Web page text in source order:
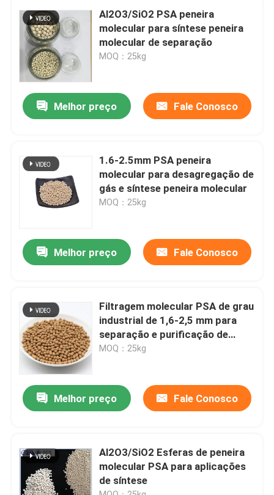
Produtos
Sobre nós
Controle de qualidade
Contacte-nos
Solicite um orçamento
Sítio Molecular PSA
Zeolita de peneira molecular
Al2O3/SiO2 PSA peneira
molecular para síntese peneira
molecular de separação
MOQ：25kg
Melhor preço Fale Conosco
1.6-2.5mm PSA peneira
molecular para desagregação de
gás e síntese peneira molecular
MOQ：25kg
Melhor preço Fale Conosco
Filtragem molecular PSA de grau
industrial de 1,6-2,5 mm para
separação e purificação de
gases
MOQ：25kg
Melhor preço Fale Conosco
Al2O3/SiO2 Esferas de peneira
molecular PSA para aplicações
de síntese